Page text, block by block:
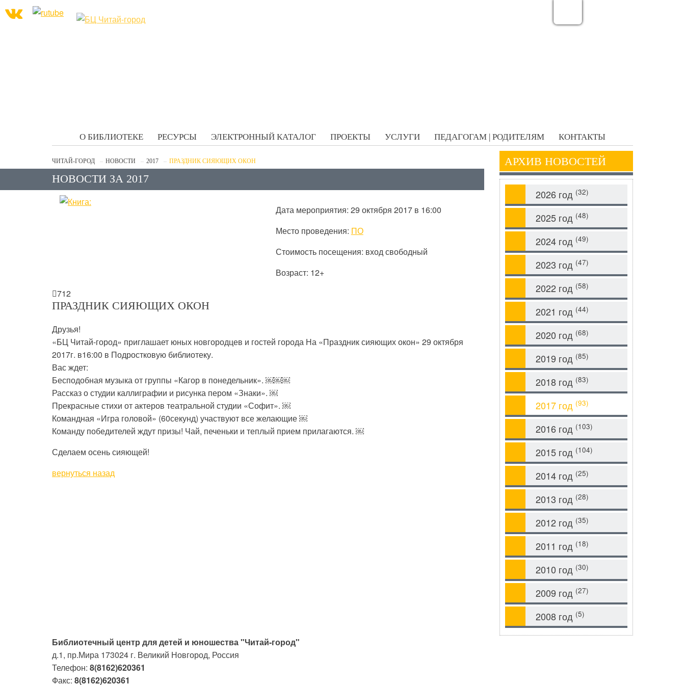
О БИБЛИОТЕКЕ РЕСУРСЫ ЭЛЕКТРОННЫЙ КАТАЛОГ ПРОЕКТЫ УСЛУГИ ПЕДАГОГАМ | РОДИТЕЛЯМ КОНТАКТЫ
ЧИТАЙ-ГОРОД НОВОСТИ 2017 ПРАЗДНИК СИЯЮЩИХ ОКОН
НОВОСТИ ЗА 2017
Дата мероприятия: 29 октября 2017 в 16:00
Место проведения: ПО
Стоимость посещения: вход свободный
Возраст: 12+
712
ПРАЗДНИК СИЯЮЩИХ ОКОН
Друзья!
«БЦ Читай-город» приглашает юных новгородцев и гостей города На «Праздник сияющих окон» 29 октября
2017г. в16:00 в Подростковую библиотеку.
Вас ждет:
Бесподобная музыка от группы «Кагор в понедельник». ￼￼￼
Рассказ о студии каллиграфии и рисунка пером «Знаки». ￼
Прекрасные стихи от актеров театральной студии «Софит». ￼
Командная «Игра головой» (60секунд) участвуют все желающие ￼
Команду победителей ждут призы! Чай, печеньки и теплый прием прилагаются. ￼
Сделаем осень сияющей!
вернуться назад
АРХИВ НОВОСТЕЙ
2026 год (32)
2025 год (48)
2024 год (49)
2023 год (47)
2022 год (58)
2021 год (44)
2020 год (68)
2019 год (85)
2018 год (83)
2017 год (93)
2016 год (103)
2015 год (104)
2014 год (25)
2013 год (28)
2012 год (35)
2011 год (18)
2010 год (30)
2009 год (27)
2008 год (5)
Библиотечный центр для детей и юношества "Читай-город"
д.1, пр.Мира 173024 г. Великий Новгород, Россия
Телефон: 8(8162)620361
Факс: 8(8162)620361